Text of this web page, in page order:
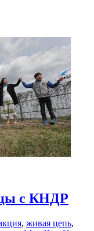
с КНДР
, живая цепь,